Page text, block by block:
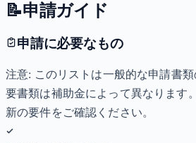
📝申請ガイド
申請に必要なもの
注意: このリストは一般的な申請書
要書類は補助金によって異なります
新の要件をご確認ください。